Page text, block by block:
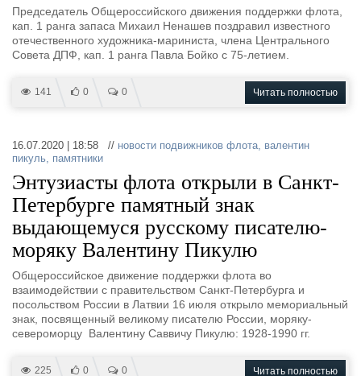
Председатель Общероссийского движения поддержки флота,
кап. 1 ранга запаса Михаил Ненашев поздравил известного
отечественного художника-мариниста, члена Центрального
Совета ДПФ, кап. 1 ранга Павла Бойко с 75-летием.
141 0 0 Читать полностью
16.07.2020 | 18:58 // новости подвижников флота, валентин
пикуль, памятники
Энтузиасты флота открыли в Санкт-
Петербурге памятный знак
выдающемуся русскому писателю-
моряку Валентину Пикулю
Общероссийское движение поддержки флота во
взаимодействии с правительством Санкт-Петербурга и
посольством России в Латвии 16 июля открыло мемориальный
знак, посвященный великому писателю России, моряку-
североморцу Валентину Саввичу Пикулю: 1928-1990 гг.
225 0 0 Читать полностью